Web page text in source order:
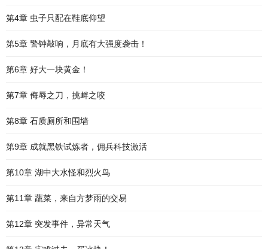
第4章 虫子只配在鞋底仰望
第5章 警钟敲响，月底有大强度袭击！
第6章 好大一块黄金！
第7章 侮辱之刀，挑衅之咬
第8章 石质厕所和围墙
第9章 成就黑铁试炼者，佣兵科技激活
第10章 湖中大水怪和烈火鸟
第11章 蔬菜，来自方梦雨的交易
第12章 突发事件，异常天气